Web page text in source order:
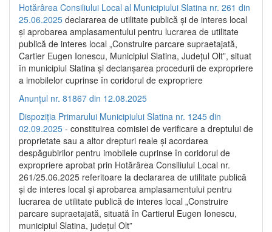
Hotărârea Consiliului Local al Municipiului Slatina nr. 261 din
25.06.2025 declararea de utilitate publică și de interes local
și aprobarea amplasamentului pentru lucrarea de utilitate
publică de interes local „Construire parcare supraetajată,
Cartier Eugen Ionescu, Municipiul Slatina, Județul Olt”, situat
în municipiul Slatina și declanșarea procedurii de expropriere
a imobilelor cuprinse în coridorul de expropriere
Anunțul nr. 81867 din 12.08.2025
Dispoziția Primarului Municipiului Slatina nr. 1245 din
02.09.2025 - constituirea comisiei de verificare a dreptului de
proprietate sau a altor drepturi reale și acordarea
despăgubirilor pentru imobilele cuprinse în coridorul de
expropriere aprobat prin Hotărârea Consiliului Local nr.
261/25.06.2025 referitoare la declararea de utilitate publică
și de interes local și aprobarea amplasamentului pentru
lucrarea de utilitate publică de interes local „Construire
parcare supraetajată, situată în Cartierul Eugen Ionescu,
municipiul Slatina, județul Olt”